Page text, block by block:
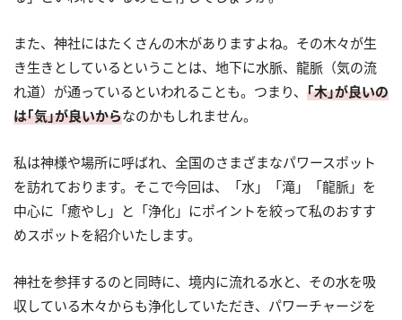
また、神社にはたくさんの木がありますよね。その木々が生
き生きとしているということは、地下に水脈、龍脈（気の流
れ道）が通っているといわれることも。つまり、 ｢木｣が良いの
は｢気｣が良いからなのかもしれません。
私は神様や場所に呼ばれ、全国のさまざまなパワースポット
を訪れております。そこで今回は、「水」「滝」「龍脈」を
中心に「癒やし」と「浄化」にポイントを絞って私のおすす
めスポットを紹介いたします。
神社を参拝するのと同時に、境内に流れる水と、その水を吸
収している木々からも浄化していただき、パワーチャージを